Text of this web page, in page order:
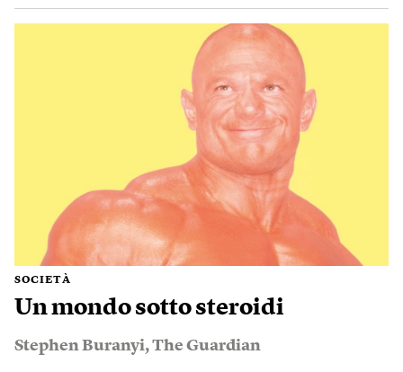
SOCIETÀ
Un mondo sotto steroidi
Stephen Buranyi,The Guardian